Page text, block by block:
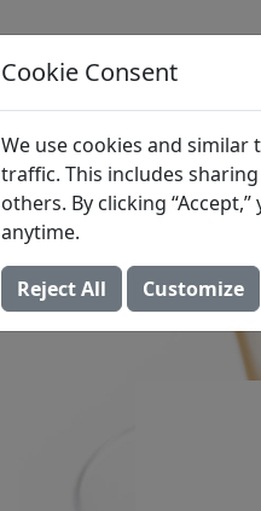
für
23. Oktober 2023
Cookie Consent
We use cookies and
traffic. This includes
others. By clicking
anytime.
Reject All Customize